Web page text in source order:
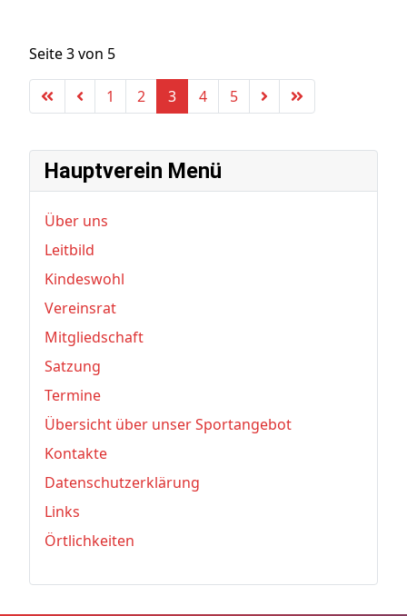
Seite 3 von 5
1 2 3 4 5
Hauptverein Menü
Über uns
Leitbild
Kindeswohl
Vereinsrat
Mitgliedschaft
Satzung
Termine
Übersicht über unser Sportangebot
Kontakte
Datenschutzerklärung
Links
Örtlichkeiten